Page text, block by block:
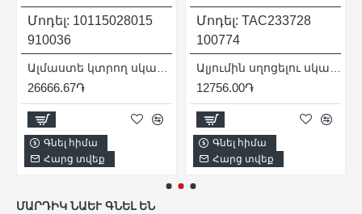
Մոդել: 10115028015
910036
26666.67֏
Գնել հիմա
Հարց տվեք
Մոդել: TAC233728
100774
12756.00֏
Գնել հիմա
Հարց տվեք
ՄԱՐԴԻԿ ՆԱԵՒ ԳՆԵԼ ԵՆ